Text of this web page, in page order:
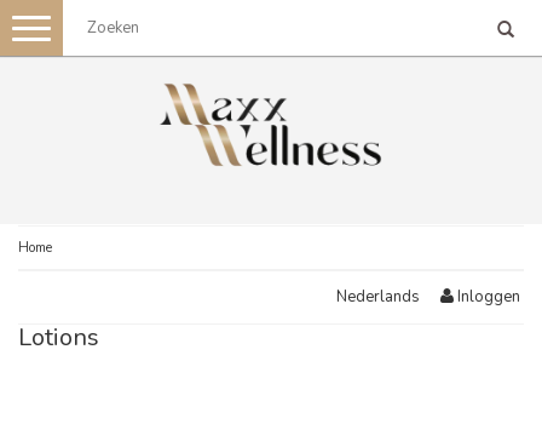
Toggle
navigation
Home
Nederlands Inloggen
Lotions